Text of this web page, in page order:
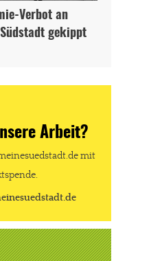
Verbot an
gekippt
Arbeit?
mit